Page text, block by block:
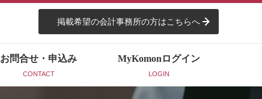
掲載希望の会計事務所の方はこちらへ
お問合せ・申込み
CONTACT
MyKomon ログイン
LOGIN